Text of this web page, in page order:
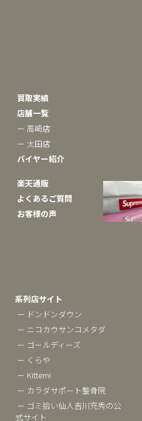
買取実績
店舗一覧
ー 高崎店
ー 太田店
バイヤー紹介
楽天通販
よくあるご質問
お客様の声
系列店サイト
ー ドンドンダウン
ー ニコカウサンコメタダ
ー ゴールディーズ
ー くらや
ー Kittemi
ー カラダサポート整骨院
ー ゴミ拾い仙人吉川充秀の公
式サイト